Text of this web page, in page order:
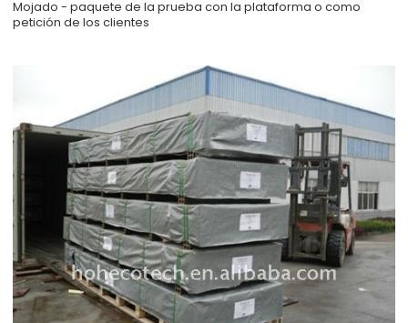
Mojado - paquete de la prueba con la plataforma o como
petición de los clientes